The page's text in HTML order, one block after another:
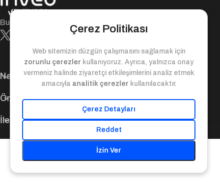
Bugün ile yarın arasındaki değer köprüsü!
Navigasyon
Önemli Bağlantılar
İletişim Bilgileri
© 2025. Inveo Ventures. Tüm Hakları Saklıdır.
Çerez Politikası
Web sitemizin düzgün çalışmasını sağlamak için
zorunlu çerezler kullanıyoruz. Ayrıca, yalnızca onay
vermeniz halinde ziyaretçi etkileşimlerini analiz etmek
amacıyla analitik çerezler kullanılacaktır.
Çerez Detayları
Reddet
İzin Ver